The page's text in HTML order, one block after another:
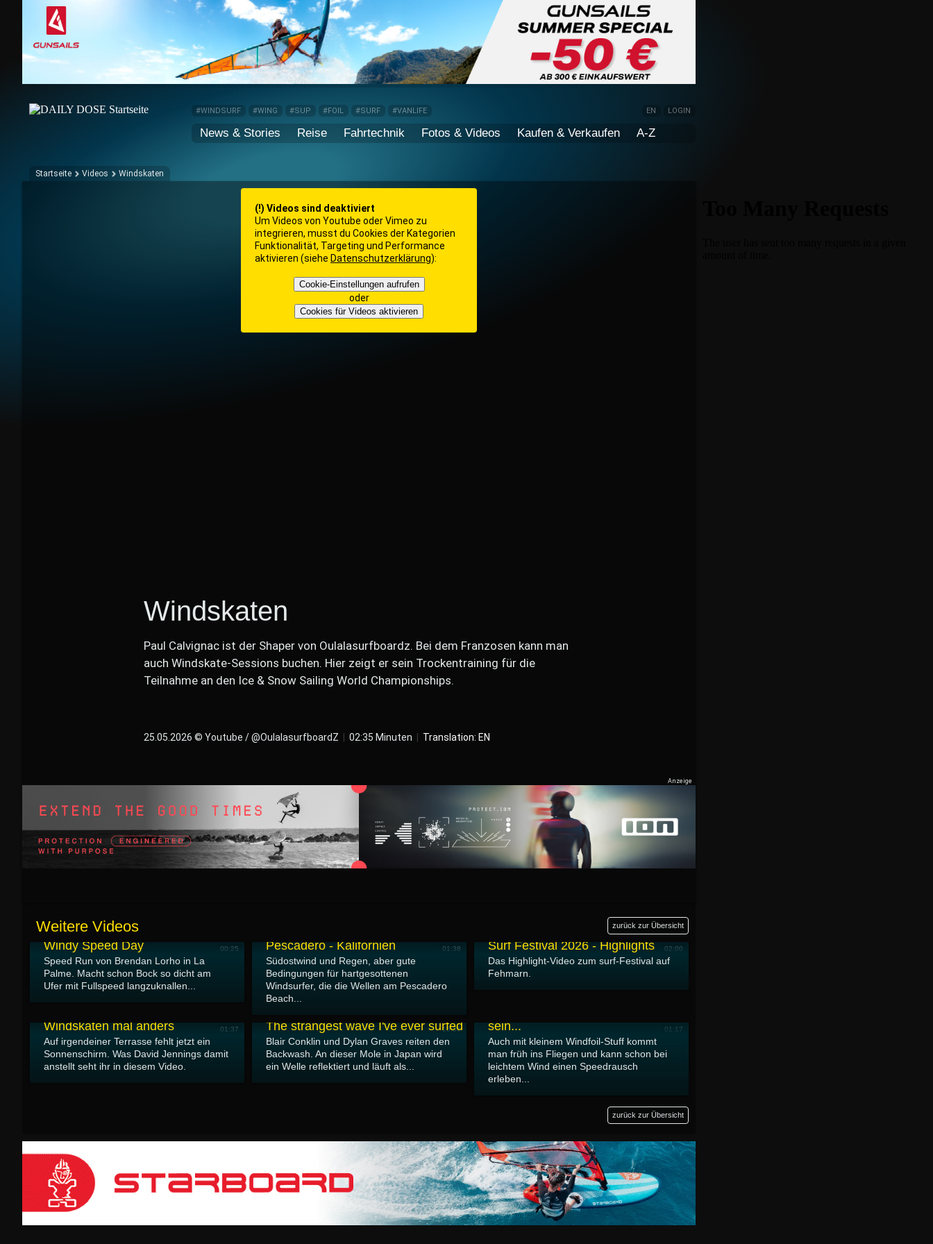
#WINDSURF #WING #SUP #FOIL #SURF #VANLIFE EN LOGIN
News & Stories Reise Fahrtechnik Fotos & Videos Kaufen & Verkaufen A-Z
Startseite Videos Windskaten
(!) Videos sind deaktiviert
Um Videos von Youtube oder Vimeo zu
integrieren, musst du Cookies der Kategorien
Funktionalität, Targeting und Performance
aktivieren (siehe Datenschutzerklärung):
Cookie-Einstellungen aufrufen
oder
Cookies für Videos aktivieren
Windskaten
Paul Calvignac ist der Shaper von Oulalasurfboardz. Bei dem Franzosen kann man
auch Windskate-Sessions buchen. Hier zeigt er sein Trockentraining für die
Teilnahme an den Ice & Snow Sailing World Championships.
25.05.2026 © Youtube / @OulalasurfboardZ 02:35 Minuten Translation: EN
Weitere Videos zurück zur Übersicht
00:25
28.05.2026
Windy Speed Day
Speed Run von Brendan Lorho in La
Palme. Macht schon Bock so dicht am
Ufer mit Fullspeed langzuknallen...
01:38
Pescadero - Kalifornien
Südostwind und Regen, aber gute
Bedingungen für hartgesottenen
Windsurfer, die die Wellen am Pescadero
Beach...
02:00
Surf Festival 2026 - Highlights
Das Highlight-Video zum surf-Festival auf
Fehmarn.
01:37
Windskaten mal anders
Auf irgendeiner Terrasse fehlt jetzt ein
Sonnenschirm. Was David Jennings damit
anstellt seht ihr in diesem Video.
15:35
The strangest wave I've ever surfed
Blair Conklin und Dylan Graves reiten den
Backwash. An dieser Mole in Japan wird
ein Welle reflektiert und läuft als...
01:17
sein...
Auch mit kleinem Windfoil-Stuff kommt
man früh ins Fliegen und kann schon bei
leichtem Wind einen Speedrausch
erleben...
zurück zur Übersicht